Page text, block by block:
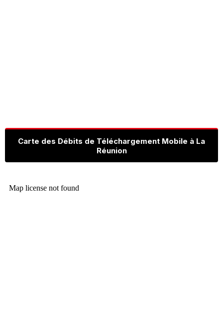
Carte des Débits de Téléchargement Mobile à La
Réunion